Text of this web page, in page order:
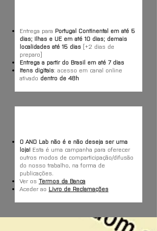
Entrega para Portugal Continental em até 5
dias; Ilhas e UE em até 10 dias; demais
localidades até 15 dias [+2 dias de
preparo]
Entrega a partir do Brasil em até 7 dias
Itens digitais: acesso em canal online
ativado dentro de 48h
O AND Lab não é e não deseja ser uma
loja! Esta é uma campanha para oferecer
outros modos de comparticipação/difusão
do nosso trabalho, na forma de
publicações.
Ver os Termos da Banca
Aceder ao Livro de Reclamações